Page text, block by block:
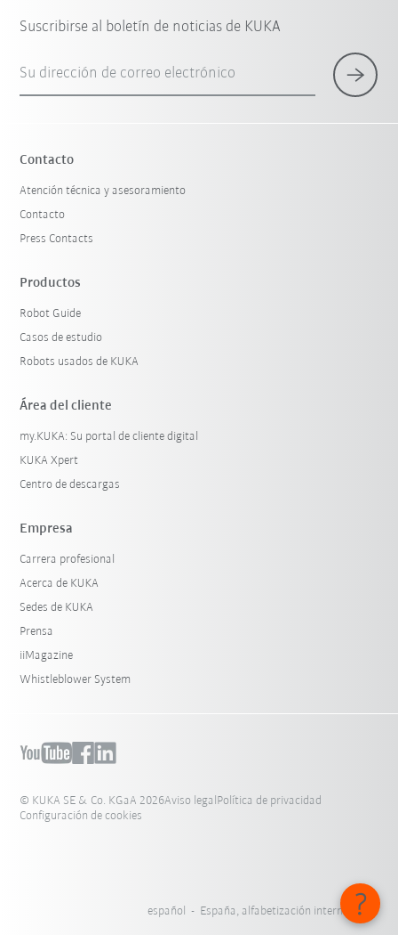
Suscribirse al boletín de noticias de KUKA
Su dirección de correo electrónico
Contacto
Atención técnica y asesoramiento
Contacto
Press Contacts
Productos
Robot Guide
Casos de estudio
Robots usados de KUKA
Área del cliente
my.KUKA: Su portal de cliente digital
KUKA Xpert
Centro de descargas
Empresa
Carrera profesional
Acerca de KUKA
Sedes de KUKA
Prensa
iiMagazine
Whistleblower System
© KUKA SE & Co. KGaA 2026Aviso legalPolítica de privacidad
Configuración de cookies
español - España, alfabetización internacional